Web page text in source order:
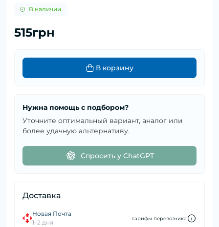
В наличии
515грн
В корзину
Нужна помощь с подбором?
Уточните оптимальный вариант, аналог или
более удачную альтернативу.
Спросить у ChatGPT
Доставка
Новая Почта
1–2 дня
Тарифы перевозчика